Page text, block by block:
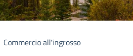
Commercio all'ingrosso